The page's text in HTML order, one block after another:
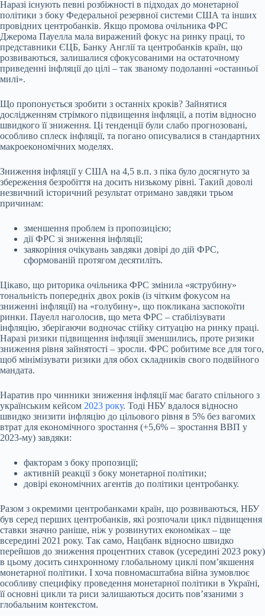
Наразі існують певні розбіжності в підходах до монетарної
політики з боку Федеральної резервної системи США та інших
провідних центробанків. Якщо промова очільника ФРС
Джерома Пауелла мала виражений фокус на ринку праці, то
представники ЄЦБ, Банку Англії та центробанків країн, що
розвиваються, залишалися сфокусованими на остаточному
приведенні інфляції до цілі – так званому подоланні «останньої
милі».
Що пропонується зробити з останніх кроків? Зайнятися
дослідженням стрімкого підвищення інфляції, а потім відносно
швидкого її зниження. Ці тенденції були слабо прогнозовані,
особливо сплеск інфляції, та погано описувалися в стандартних
макроекономічних моделях.
Зниження інфляції у США на 4,5 в.п. з піка було досягнуто за
збереження безробіття на досить низькому рівні. Такий доволі
незвичний історичний результат отримано завдяки трьом
причинам:
зменшення проблем із пропозицією;
дії ФРС зі зниження інфляції;
заякоріння очікувань завдяки довірі до дій ФРС,
сформованій протягом десятиліть.
Цікаво, що риторика очільника ФРС змінила «яструбину»
тональність попередніх двох років (із чітким фокусом на
зниженні інфляції) на «голубину», що покликана заспокоїти
ринки. Пауелл наголосив, що мета ФРС – стабілізувати
інфляцію, зберігаючи водночас стійку ситуацію на ринку праці.
Наразі ризики підвищення інфляції зменшились, проте ризики
зниження рівня зайнятості – зросли. ФРС робитиме все для того,
щоб мінімізувати ризики для обох складників свого подвійного
мандата.
Наратив про чинники зниження інфляції має багато спільного з
українським кейсом 2023 року. Тоді НБУ вдалося відносно
швидко знизити інфляцію до цільового рівня в 5% без вагомих
втрат для економічного зростання (+5,6% – зростання ВВП у
2023-му) завдяки:
факторам з боку пропозиції;
активній реакції з боку монетарної політики;
довірі економічних агентів до політики центробанку.
Разом з окремими центробанками країн, що розвиваються, НБУ
був серед перших центробанків, які розпочали цикл підвищення
ставки значно раніше, ніж у розвинутих економіках – ще
всередині 2021 року. Так само, Нацбанк відносно швидко
перейшов до зниження процентних ставок (усередині 2023 року)
в цьому досить синхронному глобальному циклі помʼякшення
монетарної політики. І хоча повномасштабна війна зумовлює
особливу специфіку проведення монетарної політики в Україні,
її основні цикли та риси залишаються досить повʼязаними з
глобальним контекстом.